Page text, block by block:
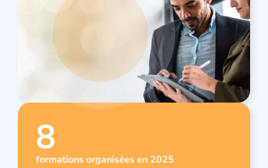
formations organisées en 2025
8